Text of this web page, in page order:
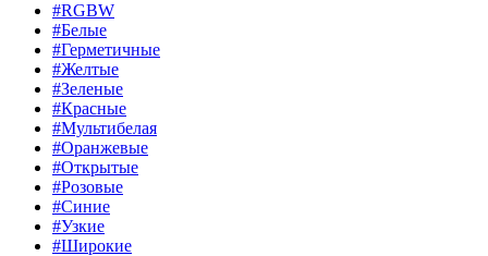
#RGBW
#Белые
#Герметичные
#Желтые
#Зеленые
#Красные
#Мультибелая
#Оранжевые
#Открытые
#Розовые
#Синие
#Узкие
#Широкие